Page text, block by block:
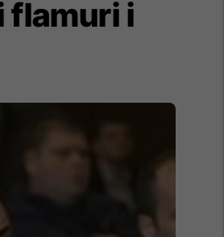
flamuri i